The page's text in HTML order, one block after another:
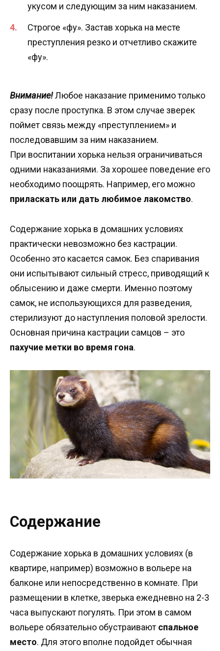
укусом и следующим за ним наказанием.
Строгое «фу». Застав хорька на месте
преступления резко и отчетливо скажите
«фу».
Внимание!Любое наказание применимо только
сразу после проступка. В этом случае зверек
поймет связь между «преступлением» и
последовавшим за ним наказанием.
При воспитании хорька нельзя ограничиваться
одними наказаниями. За хорошее поведение его
необходимо поощрять. Например, его можно
приласкать или дать любимое лакомство.
Содержание хорька в домашних условиях
практически невозможно без кастрации.
Особенно это касается самок. Без спаривания
они испытывают сильный стресс, приводящий к
облысению и даже смерти. Именно поэтому
самок, не использующихся для разведения,
стерилизуют до наступления половой зрелости.
Основная причина кастрации самцов – это
пахучие метки во время гона.
Содержание
Содержание хорька в домашних условиях (в
квартире, например) возможно в вольере на
балконе или непосредственно в комнате. При
размещении в клетке, зверька ежедневно на 2-3
часа выпускают погулять. При этом в самом
вольере обязательно обустраивают спальное
место. Для этого вполне подойдет обычная